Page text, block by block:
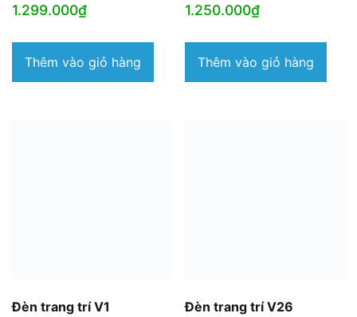
1.299.000₫
Thêm vào giỏ hàng
1.250.000₫
Thêm vào giỏ hàng
Đèn trang trí V1 Đèn trang trí V26